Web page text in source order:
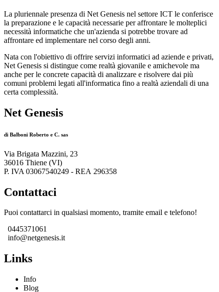
La pluriennale presenza di Net Genesis nel settore ICT le conferisce
la preparazione e le capacità necessarie per affrontare le molteplici
necessità informatiche che un'azienda si potrebbe trovare ad
affrontare ed implementare nel corso degli anni.
Nata con l'obiettivo di offrire servizi informatici ad aziende e privati,
Net Genesis si distingue come realtà giovanile e amichevole ma
anche per le concrete capacità di analizzare e risolvere dai più
comuni problemi legati all'informatica fino a realtà aziendali di una
certa complessità.
Net Genesis
di Balboni Roberto e C. sas
Via Brigata Mazzini, 23
36016 Thiene (VI)
P. IVA 03067540249 - REA 296358
Contattaci
Puoi contattarci in qualsiasi momento, tramite email e telefono!
0445371061
info@netgenesis.it
Links
Info
Blog